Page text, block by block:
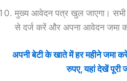
मुख्य आवेदन पत्र खुल जाएगा। सभी
से दर्ज करें और अपना आवेदन जमा
अपनी बेटी के खाते में हर महीने जमा
रुपए, यहां देखें पूरी